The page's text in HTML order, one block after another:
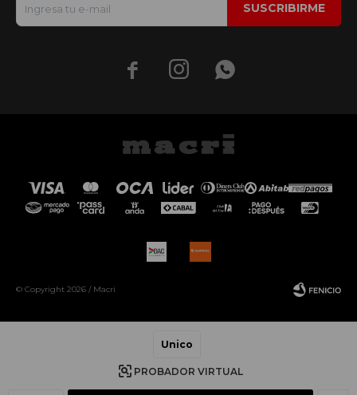
Unico
PROBADOR VIRTUAL
SUSCRIBIRME
  
© Copyright 2026 / Macri